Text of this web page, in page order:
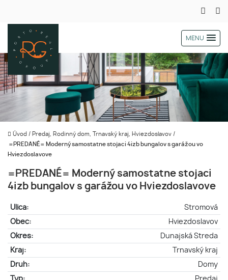
MENU
Úvod / Predaj, Rodinný dom, Trnavský kraj, Hviezdoslavov /
=PREDANÉ= Moderný samostatne stojaci 4izb bungalov s garážou vo
Hviezdoslavove
=PREDANÉ= Moderný samostatne stojaci
4izb bungalov s garážou vo Hviezdoslavove
Ulica:
Stromová
Obec:
Hviezdoslavov
Okres:
Dunajská Streda
Kraj:
Trnavský kraj
Druh:
Domy